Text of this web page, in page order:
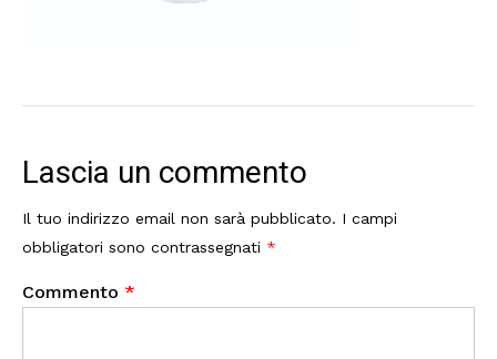
Lascia un commento
Il tuo indirizzo email non sarà pubblicato. I campi
obbligatori sono contrassegnati *
Commento *